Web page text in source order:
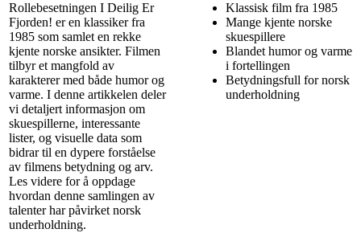
Rollebesetningen I Deilig Er
Fjorden! er en klassiker fra
1985 som samlet en rekke
kjente norske ansikter. Filmen
tilbyr et mangfold av
karakterer med både humor og
varme. I denne artikkelen deler
vi detaljert informasjon om
skuespillerne, interessante
lister, og visuelle data som
bidrar til en dypere forståelse
av filmens betydning og arv.
Les videre for å oppdage
hvordan denne samlingen av
talenter har påvirket norsk
underholdning.
Klassisk film fra 1985
Mange kjente norske
skuespillere
Blandet humor og varme
i fortellingen
Betydningsfull for norsk
underholdning